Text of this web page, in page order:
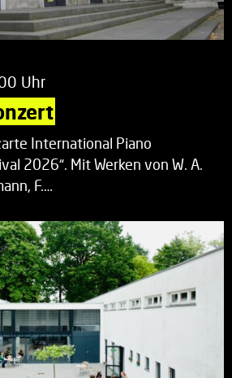
Uhr
International Piano
2026“. Mit Werken von W. A.
F.…